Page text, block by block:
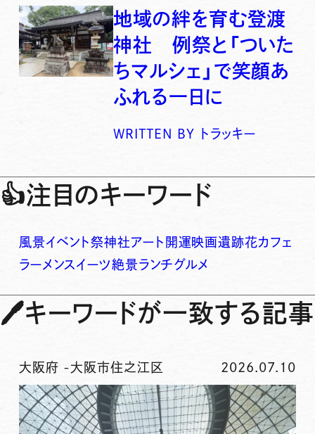
地域の絆を育む登渡
神社 例祭と「ついた
ちマルシェ」で笑顔あ
ふれる一日に
WRITTEN BY トラッキー
👍注目のキーワード
風景イベント祭神社アート 開運映画遺跡花カフェ
ラーメンスイーツ絶景ランチグルメ
🖊キーワードが一致する記事
大阪府 -大阪市住之江区 2026.07.10